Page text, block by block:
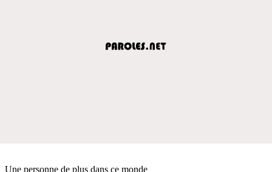
Une personne de plus dans ce monde